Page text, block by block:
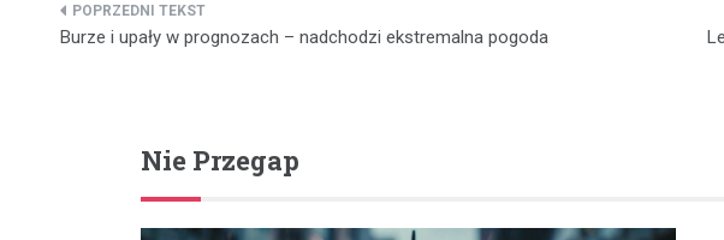
Nawigacja
Burze i upały w prognozach – nadchodzi ekstremalna pogoda
Nie Przegap